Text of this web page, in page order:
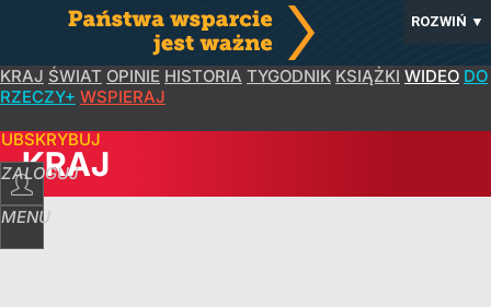
ROZWIŃ ▼
KRAJ ŚWIAT OPINIE HISTORIA TYGODNIK KSIĄŻKI WIDEO DO
RZECZY+ WSPIERAJ
ZALOGUJ
MENU
KRAJ